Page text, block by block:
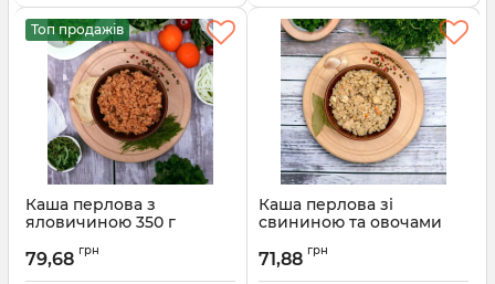
Топ продажів
Каша перлова з
яловичиною 350 г
79,68 грн
Каша перлова зі
свининою та овочами
71,88 грн